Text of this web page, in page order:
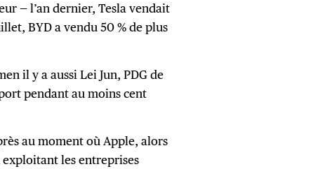
— l’an dernier, Tesla vendait
BYD a vendu 50 % de plus
il y a aussi Lei Jun, PDG de
pendant au moins cent
au moment où Apple, alors
exploitant les entreprises